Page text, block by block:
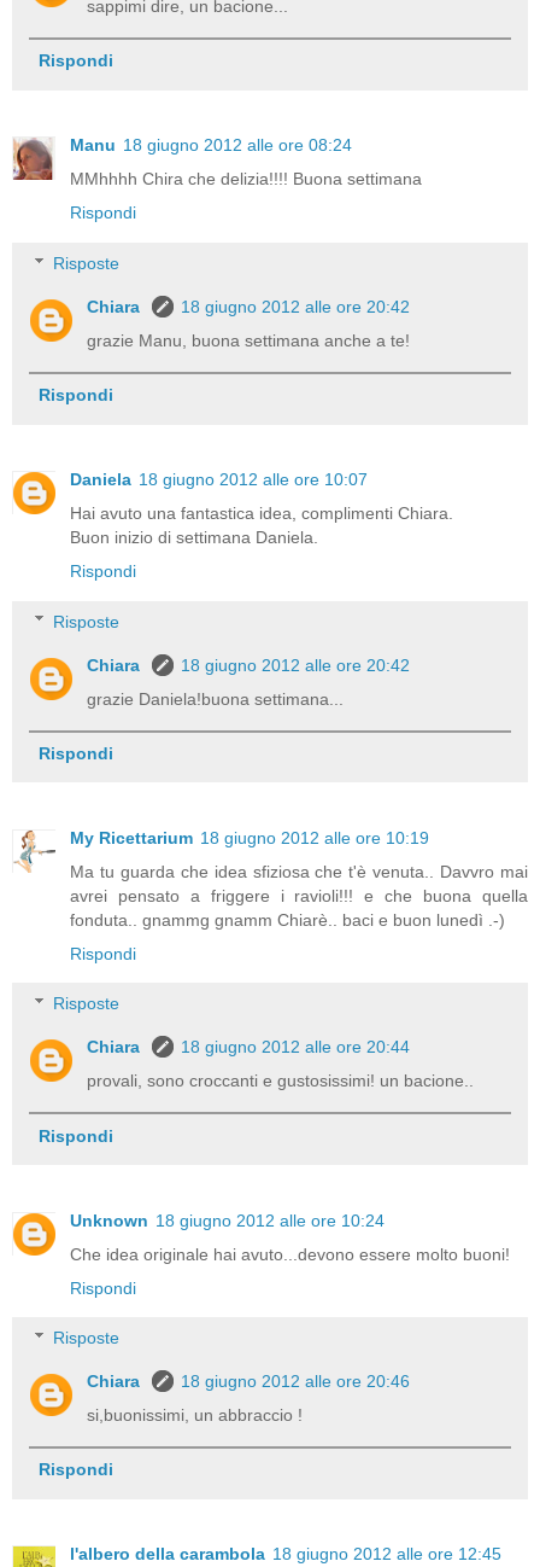
sappimi dire, un bacione...
Rispondi
Manu 18 giugno 2012 alle ore 08:24
MMhhhh Chira che delizia!!!! Buona settimana
Rispondi
Risposte
Chiara
18 giugno 2012 alle ore 20:42
grazie Manu, buona settimana anche a te!
Rispondi
Daniela 18 giugno 2012 alle ore 10:07
Hai avuto una fantastica idea, complimenti Chiara.
Buon inizio di settimana Daniela.
Rispondi
Risposte
Chiara
18 giugno 2012 alle ore 20:42
grazie Daniela!buona settimana...
Rispondi
My Ricettarium 18 giugno 2012 alle ore 10:19
Ma tu guarda che idea sfiziosa che t'è venuta.. Davvro mai
avrei pensato a friggere i ravioli!!! e che buona quella
fonduta.. gnammg gnamm Chiarè.. baci e buon lunedì .-)
Rispondi
Risposte
Chiara
18 giugno 2012 alle ore 20:44
provali, sono croccanti e gustosissimi! un bacione..
Rispondi
Unknown 18 giugno 2012 alle ore 10:24
Che idea originale hai avuto...devono essere molto buoni!
Rispondi
Risposte
Chiara
18 giugno 2012 alle ore 20:46
si,buonissimi, un abbraccio !
Rispondi
l'albero della carambola 18 giugno 2012 alle ore 12:45